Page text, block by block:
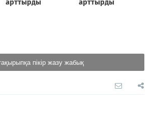
пікір жазу жабық